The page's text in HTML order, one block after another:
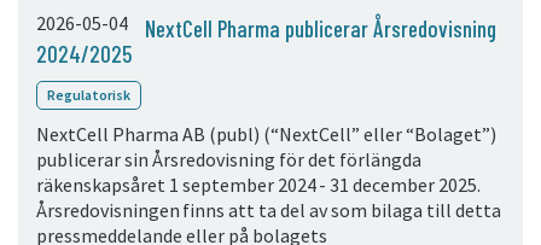
2026-05-04
NextCell Pharma publicerar Årsredovisning
2024/2025
Regulatorisk
NextCell Pharma AB (publ) (“NextCell” eller “Bolaget”)
publicerar sin Årsredovisning för det förlängda
räkenskapsåret 1 september 2024 - 31 december 2025.
Årsredovisningen finns att ta del av som bilaga till detta
pressmeddelande eller på bolagets